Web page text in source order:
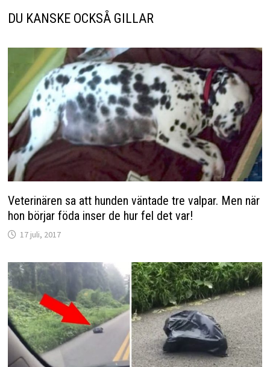
DU KANSKE OCKSÅ GILLAR
Veterinären sa att hunden väntade tre valpar. Men när
hon börjar föda inser de hur fel det var!
17 juli, 2017